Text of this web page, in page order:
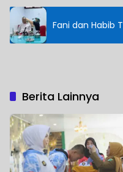
Fani dan Habib
Berita Lainnya